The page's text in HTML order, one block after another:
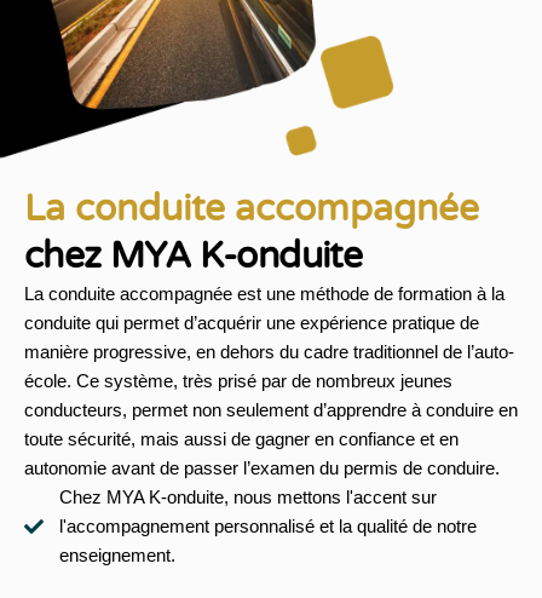
La conduite accompagnée
chez MYA K-onduite
La conduite accompagnée est une méthode de formation à la
conduite qui permet d’acquérir une expérience pratique de
manière progressive, en dehors du cadre traditionnel de l’auto-
école. Ce système, très prisé par de nombreux jeunes
conducteurs, permet non seulement d’apprendre à conduire en
toute sécurité, mais aussi de gagner en confiance et en
autonomie avant de passer l’examen du permis de conduire.
Chez MYA K-onduite, nous mettons l'accent sur
l'accompagnement personnalisé et la qualité de notre
enseignement.